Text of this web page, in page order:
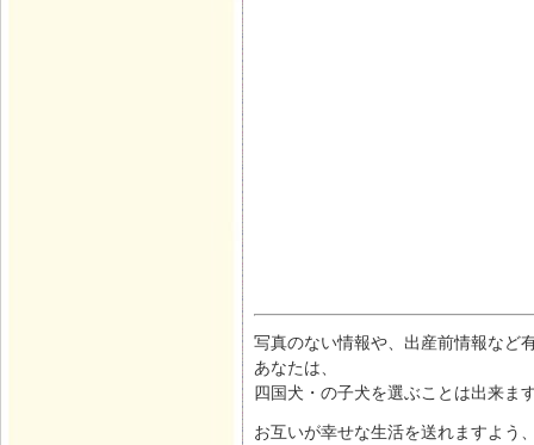
写真のない情報や、出産前情報など
あなたは、
四国犬・の子犬を選ぶことは出来ま
お互いが幸せな生活を送れますよう